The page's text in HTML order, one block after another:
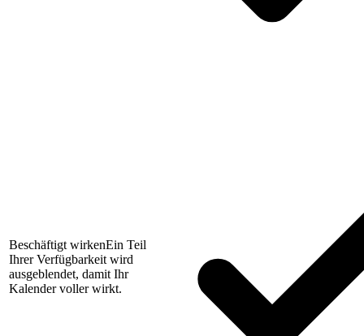
Beschäftigt wirkenEin Teil
Ihrer Verfügbarkeit wird
ausgeblendet, damit Ihr
Kalender voller wirkt.